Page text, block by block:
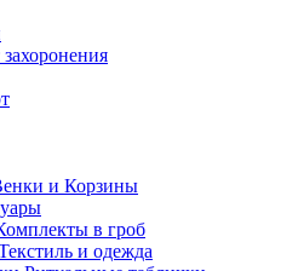
и Корзины
в гроб
и одежда